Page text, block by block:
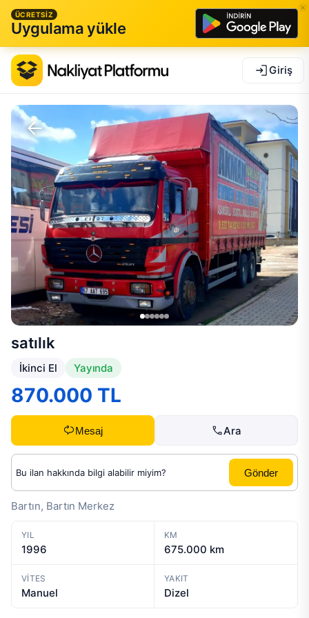
ÜCRETSİZ
Uygulama yükle
Giriş
satılık
İkinci El Yayında
870.000 TL
Mesaj Ara
Gönder
Bartın, Bartın Merkez
YIL
1996
KM
675.000 km
VITES
Manuel
YAKIT
Dizel